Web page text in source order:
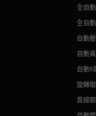
的馬口鐵罐。 操作簡單、整
罐/分鐘（因罐頭尺寸不同而
徑Φ40—120mm
250mm
； 長度117-380mm
求和行業需要特殊的方式來
自動定位纏繞
摘要 專為圓瓶定
高速旋轉定位
全自
全自
自動
自動
自動6
旋轉
直線